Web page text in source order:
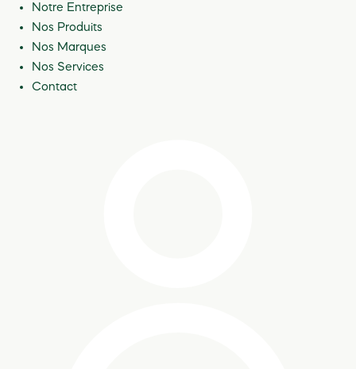
Notre Entreprise
Nos Produits
Nos Marques
Nos Services
Contact